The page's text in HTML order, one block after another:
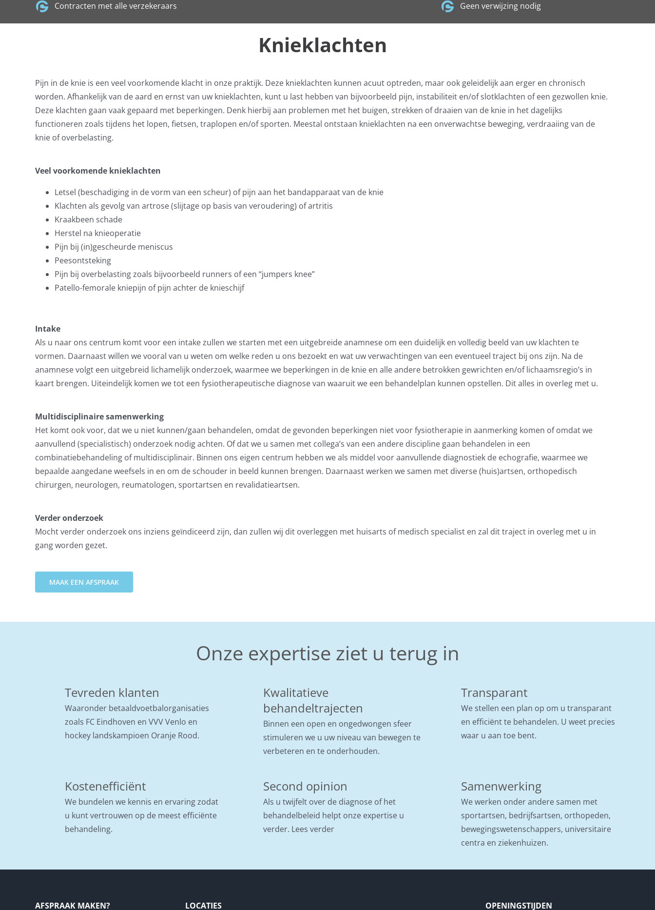
Contracten met alle verzekeraars Geen verwijzing nodig
Knieklachten
Pijn in de knie is een veel voorkomende klacht in onze praktijk. Deze knieklachten kunnen acuut optreden, maar ook geleidelijk aan erger en chronisch
worden. Afhankelijk van de aard en ernst van uw knieklachten, kunt u last hebben van bijvoorbeeld pijn, instabiliteit en/of slotklachten of een gezwollen knie.
Deze klachten gaan vaak gepaard met beperkingen. Denk hierbij aan problemen met het buigen, strekken of draaien van de knie in het dagelijks
functioneren zoals tijdens het lopen, fietsen, traplopen en/of sporten. Meestal ontstaan knieklachten na een onverwachtse beweging, verdraaiing van de
knie of overbelasting.
Veel voorkomende knieklachten
Letsel (beschadiging in de vorm van een scheur) of pijn aan het bandapparaat van de knie
Klachten als gevolg van artrose (slijtage op basis van veroudering) of artritis
Kraakbeen schade
Herstel na knieoperatie
Pijn bij (in)gescheurde meniscus
Peesontsteking
Pijn bij overbelasting zoals bijvoorbeeld runners of een “jumpers knee”
Patello-femorale kniepijn of pijn achter de knieschijf
Intake
Als u naar ons centrum komt voor een intake zullen we starten met een uitgebreide anamnese om een duidelijk en volledig beeld van uw klachten te
vormen. Daarnaast willen we vooral van u weten om welke reden u ons bezoekt en wat uw verwachtingen van een eventueel traject bij ons zijn. Na de
anamnese volgt een uitgebreid lichamelijk onderzoek, waarmee we beperkingen in de knie en alle andere betrokken gewrichten en/of lichaamsregio’s in
kaart brengen. Uiteindelijk komen we tot een fysiotherapeutische diagnose van waaruit we een behandelplan kunnen opstellen. Dit alles in overleg met u.
Multidisciplinaire samenwerking
Het komt ook voor, dat we u niet kunnen/gaan behandelen, omdat de gevonden beperkingen niet voor fysiotherapie in aanmerking komen of omdat we
aanvullend (specialistisch) onderzoek nodig achten. Of dat we u samen met collega’s van een andere discipline gaan behandelen in een
combinatiebehandeling of multidisciplinair. Binnen ons eigen centrum hebben we als middel voor aanvullende diagnostiek de echografie, waarmee we
bepaalde aangedane weefsels in en om de schouder in beeld kunnen brengen. Daarnaast werken we samen met diverse (huis)artsen, orthopedisch
chirurgen, neurologen, reumatologen, sportartsen en revalidatieartsen.
Verder onderzoek
Mocht verder onderzoek ons inziens geïndiceerd zijn, dan zullen wij dit overleggen met huisarts of medisch specialist en zal dit traject in overleg met u in
gang worden gezet.
MAAK EEN AFSPRAAK
Onze expertise ziet u terug in
Tevreden klanten
Waaronder betaaldvoetbalorganisaties
zoals FC Eindhoven en VVV Venlo en
hockey landskampioen Oranje Rood.
Kwalitatieve
behandeltrajecten
Binnen een open en ongedwongen sfeer
stimuleren we u uw niveau van bewegen te
verbeteren en te onderhouden.
Transparant
We stellen een plan op om u transparant
en efficiënt te behandelen. U weet precies
waar u aan toe bent.
Kostenefficiënt
We bundelen we kennis en ervaring zodat
u kunt vertrouwen op de meest efficiënte
behandeling.
Second opinion
Als u twijfelt over de diagnose of het
behandelbeleid helpt onze expertise u
verder. Lees verder
Samenwerking
We werken onder andere samen met
sportartsen, bedrijfsartsen, orthopeden,
bewegingswetenschappers, universitaire
centra en ziekenhuizen.
AFSPRAAK MAKEN? LOCATIES OPENINGSTIJDEN